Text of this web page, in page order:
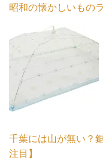
昭和の懐かしいもの
千葉には山が無い？
注目】